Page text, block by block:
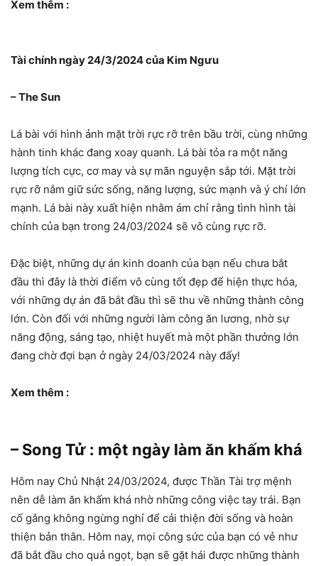
Xem thêm :
Tài chính ngày 24/3/2024 của Kim Ngưu
– The Sun
Lá bài với hình ảnh mặt trời rực rỡ trên bầu trời, cùng những
hành tinh khác đang xoay quanh. Lá bài tỏa ra một năng
lượng tích cực, cơ may và sự mãn nguyện sắp tới. Mặt trời
rực rỡ nắm giữ sức sống, năng lượng, sức mạnh và ý chí lớn
mạnh. Lá bài này xuất hiện nhằm ám chỉ rằng tình hình tài
chính của bạn trong 24/03/2024 sẽ vô cùng rực rỡ.
Đặc biệt, những dự án kinh doanh của bạn nếu chưa bắt
đầu thì đây là thời điểm vô cùng tốt đẹp để hiện thực hóa,
với những dự án đã bắt đầu thì sẽ thu về những thành công
lớn. Còn đối với những người làm công ăn lương, nhờ sự
năng động, sáng tạo, nhiệt huyết mà một phần thưởng lớn
đang chờ đợi bạn ở ngày 24/03/2024 này đấy!
Xem thêm :
– Song Tử : một ngày làm ăn khấm khá
Hôm nay Chủ Nhật 24/03/2024, được Thần Tài trợ mệnh
nên dễ làm ăn khấm khá nhờ những công việc tay trái. Bạn
cố gắng không ngừng nghỉ để cải thiện đời sống và hoàn
thiện bản thân. Hôm nay, mọi công sức của bạn có vẻ như
đã bắt đầu cho quả ngọt, bạn sẽ gặt hái được những thành